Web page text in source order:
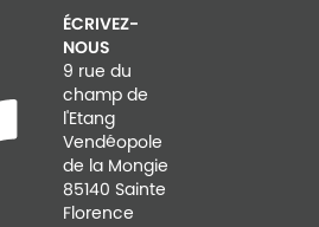
ÉCRIVEZ-
NOUS
9 rue du
champ de
l'Etang
Vendéopole
de la Mongie
85140 Sainte
Florence